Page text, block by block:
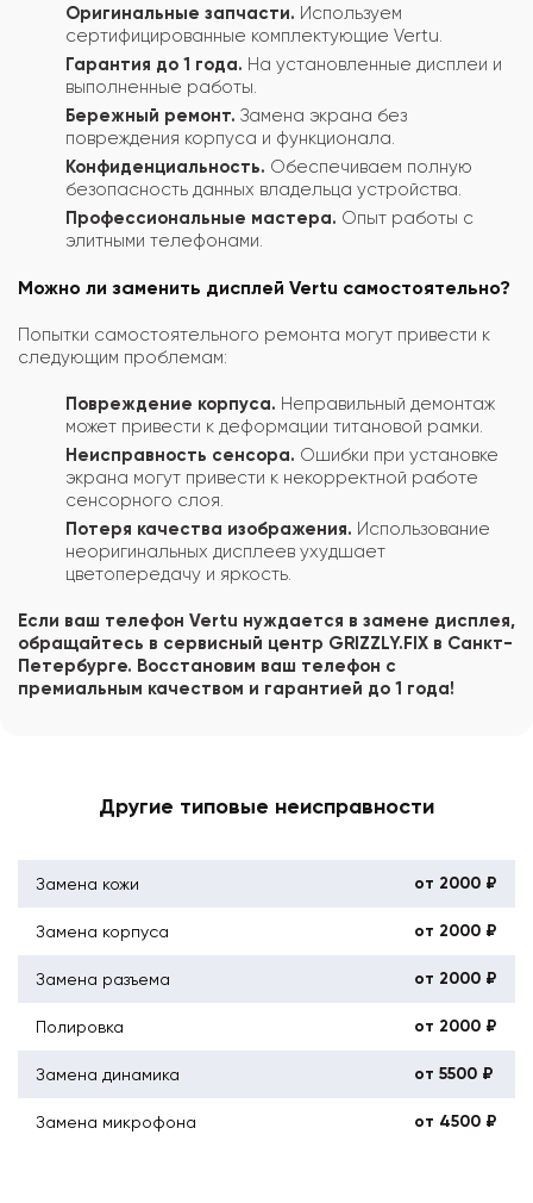
Оригинальные запчасти. Используем
сертифицированные комплектующие Vertu.
Гарантия до 1 года. На установленные дисплеи и
выполненные работы.
Бережный ремонт. Замена экрана без
повреждения корпуса и функционала.
Конфиденциальность. Обеспечиваем полную
безопасность данных владельца устройства.
Профессиональные мастера. Опыт работы с
элитными телефонами.
Можно ли заменить дисплей Vertu самостоятельно?
Попытки самостоятельного ремонта могут привести к
следующим проблемам:
Повреждение корпуса. Неправильный демонтаж
может привести к деформации титановой рамки.
Неисправность сенсора. Ошибки при установке
экрана могут привести к некорректной работе
сенсорного слоя.
Потеря качества изображения. Использование
неоригинальных дисплеев ухудшает
цветопередачу и яркость.
Если ваш телефон Vertu нуждается в замене дисплея,
обращайтесь в сервисный центр GRIZZLY.FIX в Санкт-
Петербурге. Восстановим ваш телефон с
премиальным качеством и гарантией до 1 года!
Другие типовые неисправности
Замена кожи от 2000 ₽
Замена корпуса от 2000 ₽
Замена разъема от 2000 ₽
Полировка от 2000 ₽
Замена динамика от 5500 ₽
Замена микрофона от 4500 ₽